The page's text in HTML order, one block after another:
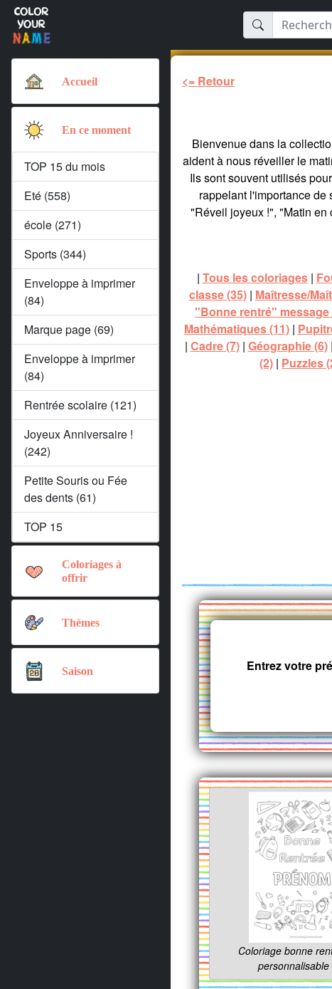
Accueil
En ce moment
TOP 15 du mois
Eté (558)
école (271)
Sports (344)
Enveloppe à imprimer
(84)
Marque page (69)
Enveloppe à imprimer
(84)
Rentrée scolaire (121)
Joyeux Anniversaire !
(242)
Petite Souris ou Fée
des dents (61)
TOP 15
Coloriages à
offrir
Thèmes
Saison
<= Retour
Bienvenue dans la
aident à nous réveiller le
Ils sont souvent utilisés
rappelant l'importance de
"Réveil joyeux !", "Matin en
| Tous les coloriages|
classe (35) | Maîtresse/
"Bonne rentré" message
Mathématiques (11)|
| Cadre (7)| Géographie (6)|
(2) | Puzzles
Entrez votre
Coloriage bonne
personnalisable